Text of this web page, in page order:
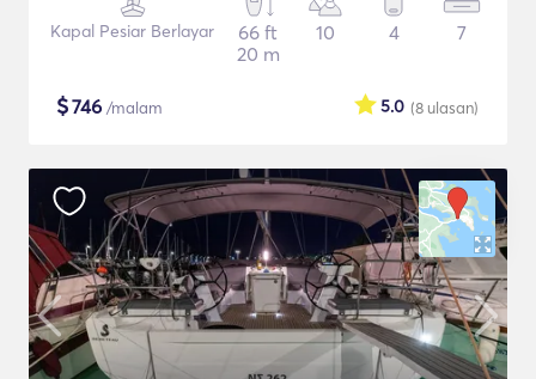
Kapal Pesiar Berlayar
66 ft
20 m
10 4 7
$746 /malam (8 ulasan)
5.0